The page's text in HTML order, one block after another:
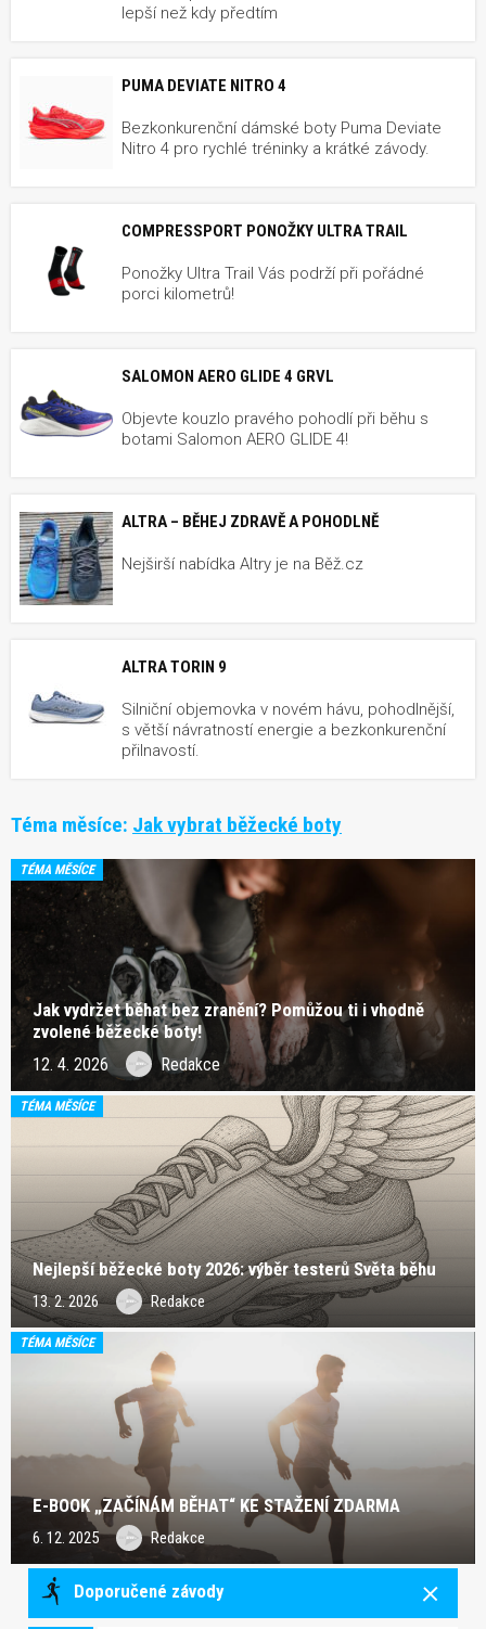
lepší než kdy předtím
PUMA DEVIATE NITRO 4
Bezkonkurenční dámské boty Puma Deviate
Nitro 4 pro rychlé tréninky a krátké závody.
COMPRESSPORT PONOŽKY ULTRA TRAIL
Ponožky Ultra Trail Vás podrží při pořádné
porci kilometrů!
SALOMON AERO GLIDE 4 GRVL
Objevte kouzlo pravého pohodlí při běhu s
botami Salomon AERO GLIDE 4!
ALTRA – BĚHEJ ZDRAVĚ A POHODLNĚ
Nejširší nabídka Altry je na Běž.cz
ALTRA TORIN 9
Silniční objemovka v novém hávu, pohodlnější,
s větší návratností energie a bezkonkurenční
přilnavostí.
Téma měsíce: Jak vybrat běžecké boty
TÉMA MĚSÍCE
Jak vydržet běhat bez zranění? Pomůžou ti i vhodně
zvolené běžecké boty!
12. 4. 2026 Redakce
TÉMA MĚSÍCE
Nejlepší běžecké boty 2026: výběr testerů Světa běhu
13. 2. 2026 Redakce
TÉMA MĚSÍCE
E-BOOK „ZAČÍNÁM BĚHAT“ KE STAŽENÍ ZDARMA
6. 12. 2025 Redakce
Doporučené závody